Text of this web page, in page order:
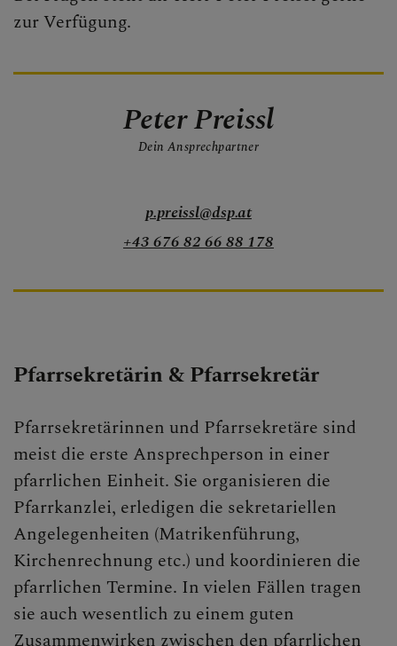
zur Verfügung.
Peter Preissl
Dein Ansprechpartner
p.preissl@dsp.at
+43 676 82 66 88 178
Pfarrsekretärin & Pfarrsekretär
Pfarrsekretärinnen und Pfarrsekretäre sind
meist die erste Ansprechperson in einer
pfarrlichen Einheit. Sie organisieren die
Pfarrkanzlei, erledigen die sekretariellen
Angelegenheiten (Matrikenführung,
Kirchenrechnung etc.) und koordinieren die
pfarrlichen Termine. In vielen Fällen tragen
sie auch wesentlich zu einem guten
Zusammenwirken zwischen den pfarrlichen